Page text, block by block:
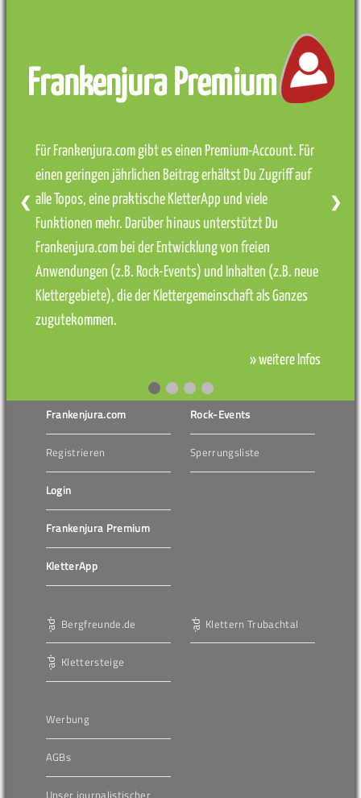
Frankenjura Premium
Für Frankenjura.com gibt es einen Premium-Account. Für
einen geringen jährlichen Beitrag erhältst Du Zugriff auf
alle Topos, eine praktische KletterApp und viele
Funktionen mehr. Darüber hinaus unterstützt Du
Frankenjura.com bei der Entwicklung von freien
Anwendungen (z.B. Rock-Events) und Inhalten (z.B. neue
Klettergebiete), die der Klettergemeinschaft als Ganzes
zugutekommen.
» weitere Infos
❮ ❯
Frankenjura.com
Registrieren
Login
Frankenjura Premium
KletterApp
Rock-Events
Sperrungsliste
Bergfreunde.de
Klettersteige
Klettern Trubachtal
Werbung
AGBs
Unser journalistischer